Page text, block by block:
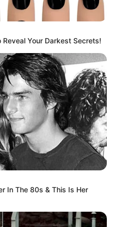
മെച്ചപ്പെട്ടതായും
ആശുപത്രി
പരിസരങ്ങളിലും മറ്റും
നാട്ടുകാര്‍ ജാഗ്രത
health condition
Reveal Your Darkest Secrets!
In The 80s & This Is Her